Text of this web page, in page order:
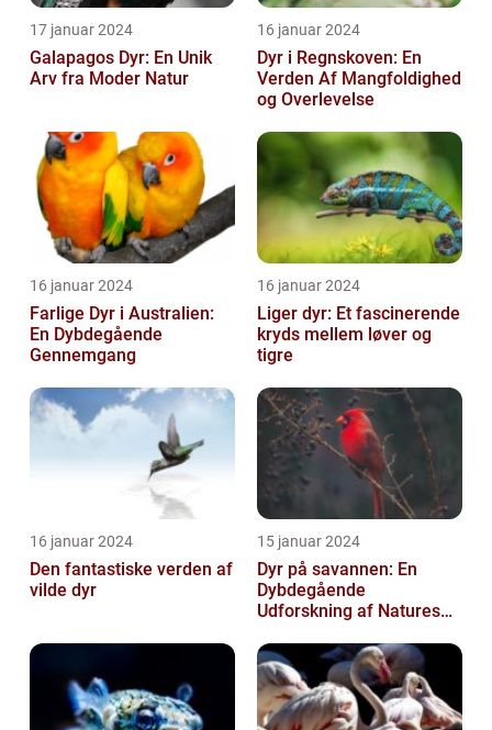
17 januar 2024
Galapagos Dyr: En Unik
Arv fra Moder Natur
16 januar 2024
Dyr i Regnskoven: En
Verden Af Mangfoldighed
og Overlevelse
16 januar 2024
Farlige Dyr i Australien:
En Dybdegående
Gennemgang
16 januar 2024
Liger dyr: Et fascinerende
kryds mellem løver og
tigre
16 januar 2024
Den fantastiske verden af
vilde dyr
15 januar 2024
Dyr på savannen: En
Dybdegående
Udforskning af Natures
Skabninger